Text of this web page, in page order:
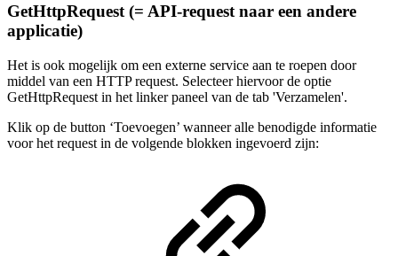
GetHttpRequest (= API-request naar een andere
applicatie)
Het is ook mogelijk om een externe service aan te roepen door
middel van een HTTP request. Selecteer hiervoor de optie
GetHttpRequest in het linker paneel van de tab 'Verzamelen'.
Klik op de button ‘Toevoegen’ wanneer alle benodigde informatie
voor het request in de volgende blokken ingevoerd zijn: